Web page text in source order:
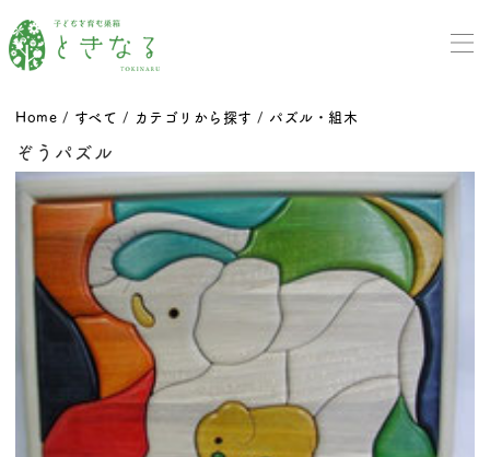
Home / すべて / カテゴリから探す / パズル・組木
ぞうパズル